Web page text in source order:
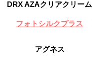
DRX AZAクリアクリーム
フォトシルクプラス
アグネス